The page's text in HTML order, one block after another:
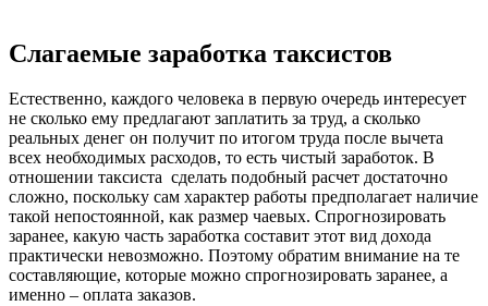
Слагаемые заработка таксистов
Естественно, каждого человека в первую очередь интересует
не сколько ему предлагают заплатить за труд, а сколько
реальных денег он получит по итогом труда после вычета
всех необходимых расходов, то есть чистый заработок. В
отношении таксиста сделать подобный расчет достаточно
сложно, поскольку сам характер работы предполагает наличие
такой непостоянной, как размер чаевых. Спрогнозировать
заранее, какую часть заработка составит этот вид дохода
практически невозможно. Поэтому обратим внимание на те
составляющие, которые можно спрогнозировать заранее, а
именно – оплата заказов.